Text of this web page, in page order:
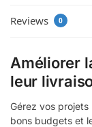
Reviews 0
Améliorer
leur
Gérez vos
bons budgets et